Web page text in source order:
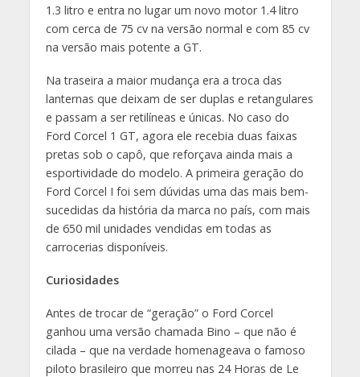
1.3 litro e entra no lugar um novo motor 1.4 litro
com cerca de 75 cv na versão normal e com 85 cv
na versão mais potente a GT.
Na traseira a maior mudança era a troca das
lanternas que deixam de ser duplas e retangulares
e passam a ser retilíneas e únicas. No caso do
Ford Corcel 1 GT, agora ele recebia duas faixas
pretas sob o capô, que reforçava ainda mais a
esportividade do modelo. A primeira geração do
Ford Corcel I foi sem dúvidas uma das mais bem-
sucedidas da história da marca no país, com mais
de 650 mil unidades vendidas em todas as
carrocerias disponíveis.
Curiosidades
Antes de trocar de “geração” o Ford Corcel
ganhou uma versão chamada Bino – que não é
cilada – que na verdade homenageava o famoso
piloto brasileiro que morreu nas 24 Horas de Le